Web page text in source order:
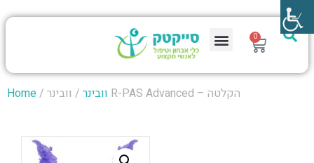
0
Home/ וובינר / וובינר R-PAS Advanced – הקלטה